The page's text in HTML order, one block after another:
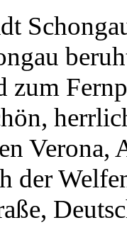
zum
Verona,
der